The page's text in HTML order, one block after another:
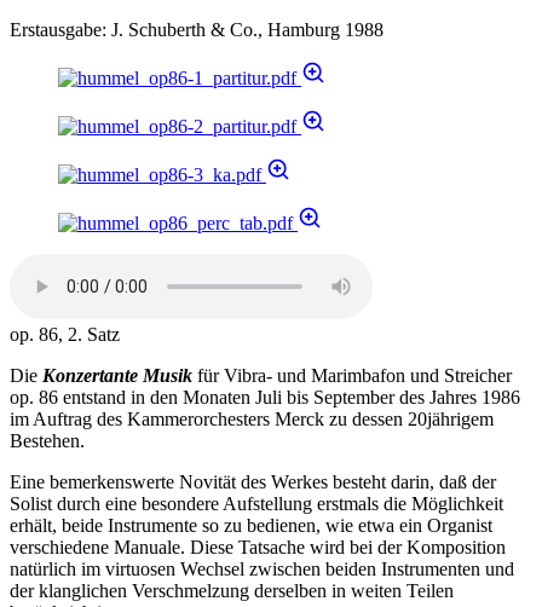
Erstausgabe: J. Schuberth & Co., Hamburg 1988
op. 86, 2. Satz
Die Konzertante Musik für Vibra- und Marimbafon und Streicher
op. 86 entstand in den Monaten Juli bis September des Jahres 1986
im Auftrag des Kammerorchesters Merck zu dessen 20jährigem
Bestehen.
Eine bemerkenswerte Novität des Werkes besteht darin, daß der
Solist durch eine besondere Aufstellung erstmals die Möglichkeit
erhält, beide Instrumente so zu bedienen, wie etwa ein Organist
verschiedene Manuale. Diese Tatsache wird bei der Komposition
natürlich im virtuosen Wechsel zwischen beiden Instrumenten und
der klanglichen Verschmelzung derselben in weiten Teilen